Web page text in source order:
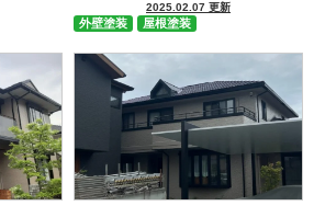
2025.02.07 更新
外壁塗装 屋根塗装